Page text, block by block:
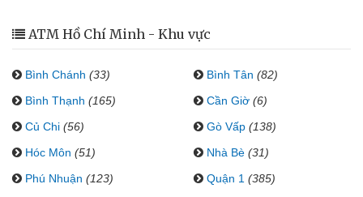
ATM Hồ Chí Minh - Khu vực
Bình Chánh (33) Bình Tân (82)
Bình Thạnh (165) Cần Giờ (6)
Củ Chi (56) Gò Vấp (138)
Hóc Môn (51) Nhà Bè (31)
Phú Nhuận (123) Quận 1 (385)